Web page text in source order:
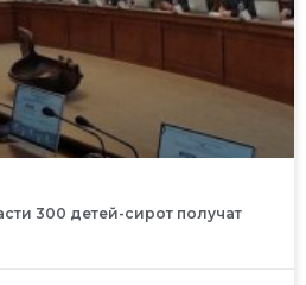
300 детей-сирот получат